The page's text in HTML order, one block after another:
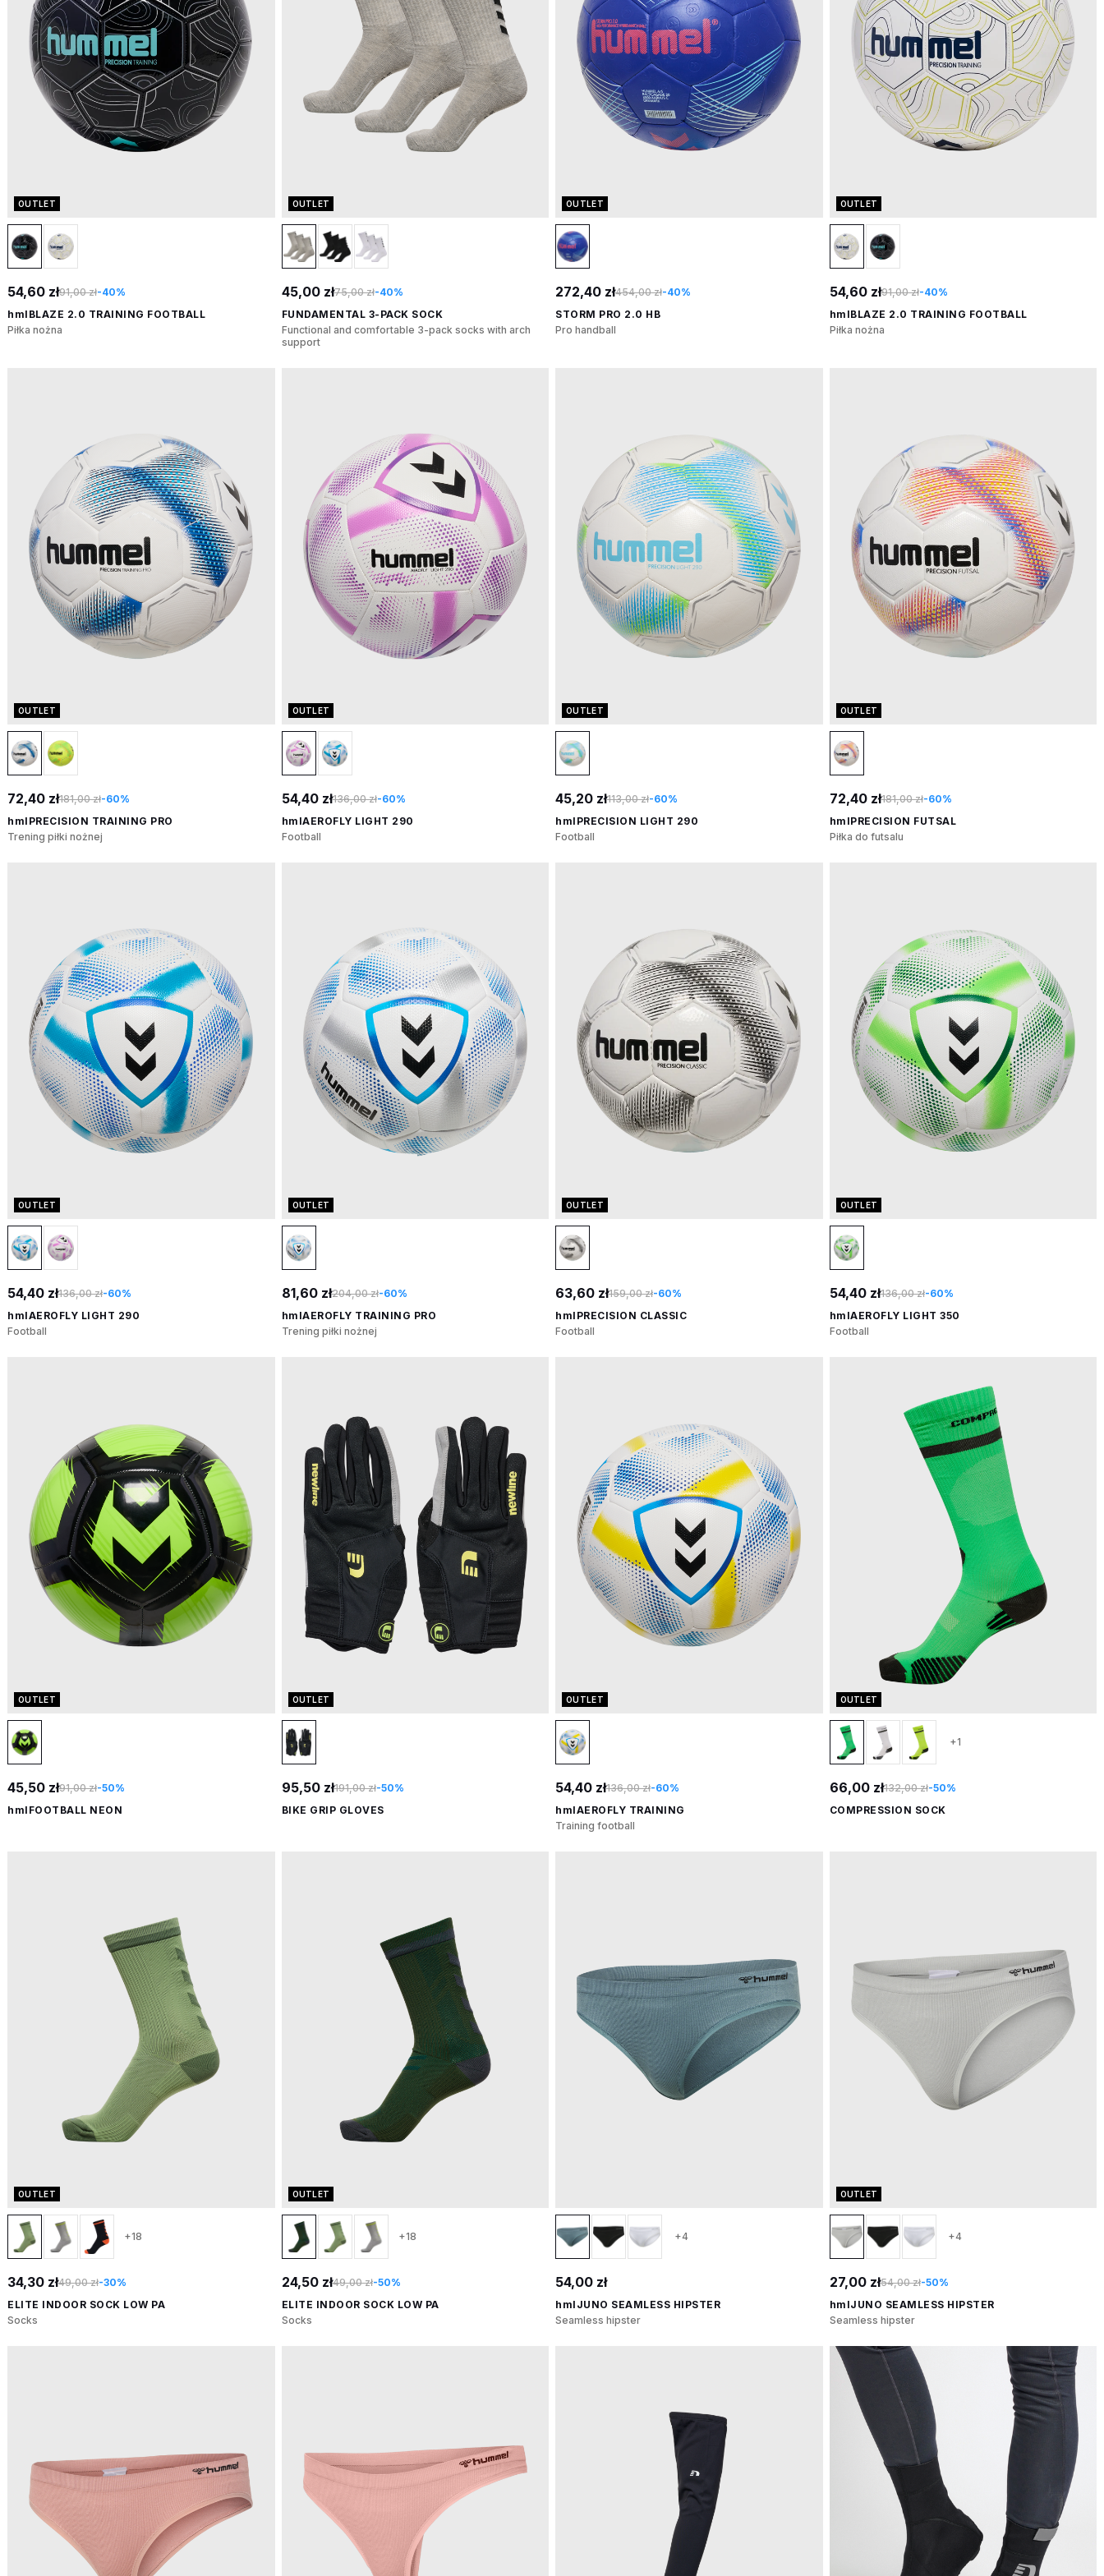
OUTLET
54,60 zł91,00 zł-40%
hmlBLAZE 2.0 TRAINING FOOTBALL
Piłka nożna
OUTLET
45,00 zł75,00 zł-40%
FUNDAMENTAL 3-PACK SOCK
Functional and comfortable 3-pack socks with arch
support
OUTLET
272,40 zł454,00 zł-40%
STORM PRO 2.0 HB
Pro handball
OUTLET
54,60 zł91,00 zł-40%
hmlBLAZE 2.0 TRAINING FOOTBALL
Piłka nożna
OUTLET
72,40 zł181,00 zł-60%
hmlPRECISION TRAINING PRO
Trening piłki nożnej
OUTLET
54,40 zł136,00 zł-60%
hmlAEROFLY LIGHT 290
Football
OUTLET
45,20 zł113,00 zł-60%
hmlPRECISION LIGHT 290
Football
OUTLET
72,40 zł181,00 zł-60%
hmlPRECISION FUTSAL
Piłka do futsalu
OUTLET
54,40 zł136,00 zł-60%
hmlAEROFLY LIGHT 290
Football
OUTLET
81,60 zł204,00 zł-60%
hmlAEROFLY TRAINING PRO
Trening piłki nożnej
OUTLET
63,60 zł159,00 zł-60%
hmlPRECISION CLASSIC
Football
OUTLET
54,40 zł136,00 zł-60%
hmlAEROFLY LIGHT 350
Football
OUTLET
45,50 zł91,00 zł-50%
hmlFOOTBALL NEON
OUTLET
95,50 zł191,00 zł-50%
BIKE GRIP GLOVES
OUTLET
54,40 zł136,00 zł-60%
hmlAEROFLY TRAINING
Training football
OUTLET
+1
66,00 zł132,00 zł-50%
COMPRESSION SOCK
OUTLET
+18
34,30 zł49,00 zł-30%
ELITE INDOOR SOCK LOW PA
Socks
OUTLET
+18
24,50 zł49,00 zł-50%
ELITE INDOOR SOCK LOW PA
Socks
+4
54,00 zł
hmlJUNO SEAMLESS HIPSTER
Seamless hipster
OUTLET
+4
27,00 zł54,00 zł-50%
hmlJUNO SEAMLESS HIPSTER
Seamless hipster